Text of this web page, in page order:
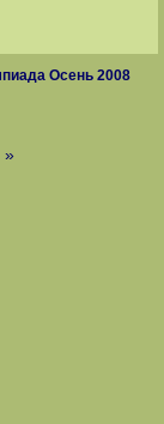
Осень 2008
»